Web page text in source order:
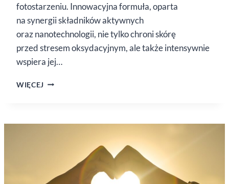
fotostarzeniu. Innowacyjna formuła, oparta
na synergii składników aktywnych
oraz nanotechnologii, nie tylko chroni skórę
przed stresem oksydacyjnym, ale także intensywnie
wspiera jej…
WIĘCEJ SESDERMA